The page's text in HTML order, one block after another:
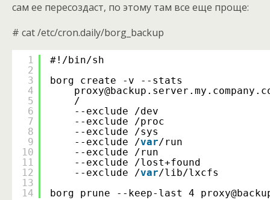
сам ее пересоздаст, по этому там все еще проще:
# cat /etc/cron.daily/borg_backup
1
2
3
4
5
6
7
8
9
10
11
12
13
14
#!/bin/sh
borg create -v --stats
/
--exclude /dev
--exclude /proc
--exclude /sys
--exclude /var/run
--exclude /run
--exclude /lost+found
--exclude /var/lib/
borg prune --keep-last 4